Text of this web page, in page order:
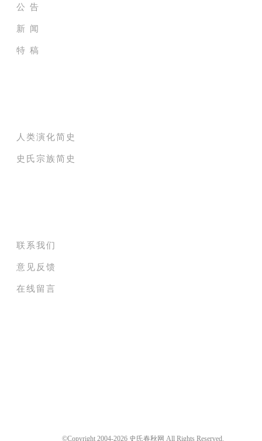
公 告
新 闻
特 稿
人类演化简史
史氏宗族简史
联系我们
意见反馈
在线留言
©Copyright 2004-2026 史氏春秋网 All Rights Reserved.